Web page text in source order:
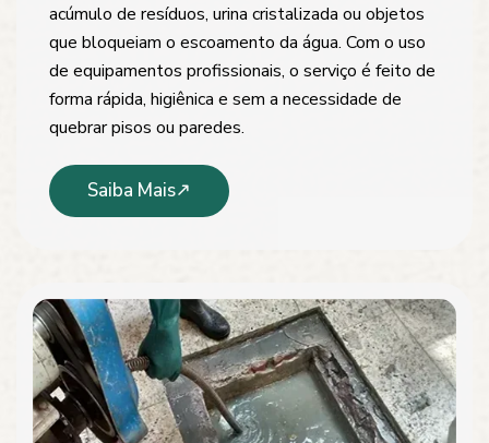
acúmulo de resíduos, urina cristalizada ou objetos
que bloqueiam o escoamento da água. Com o uso
de equipamentos profissionais, o serviço é feito de
forma rápida, higiênica e sem a necessidade de
quebrar pisos ou paredes.
Saiba Mais